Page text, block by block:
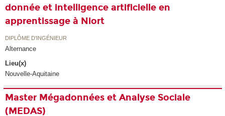
donnée et intelligence artificielle en
apprentissage à Niort
DIPLÔME D'INGÉNIEUR
Alternance
Lieu(x)
Nouvelle-Aquitaine
Master Mégadonnées et Analyse Sociale
(MEDAS)